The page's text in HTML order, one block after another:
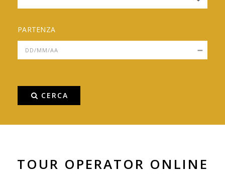
PARTENZA
CERCA
TOUR OPERATOR ONLINE